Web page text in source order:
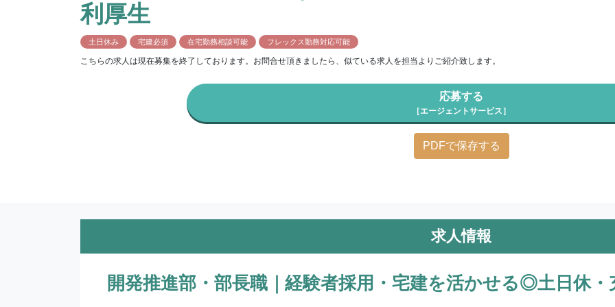
利厚生
土日休み 宅建必須 在宅勤務相談可能 フレックス勤務対応可能
こちらの求人は現在募集を終了しております。お問合せ頂きましたら、似ている求人を担当よりご紹介致します。
応募する
［エージェントサービス］
PDFで保存する
求人情報
開発推進部・部長職｜経験者採用・宅建を活かせる◎土日休・